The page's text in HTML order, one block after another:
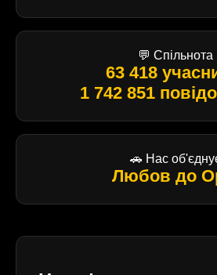
💬 Спільнота
63 418
1 742 851
🚗 Нас
Любов до